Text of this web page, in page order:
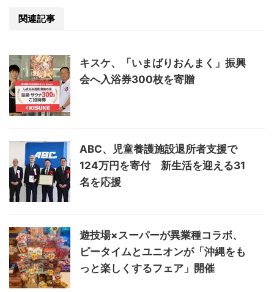
関連記事
キスケ、「いまばりおんまく」振興
会へ入浴券300枚を寄贈
ABC、児童養護施設退所者支援で
124万円を寄付 新生活を迎える31
名を応援
遊技場×スーパーが異業種コラボ、
ピータイムとユニオンが「沖縄をも
っと楽しくするフェア」開催